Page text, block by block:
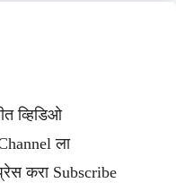
व्हिडिओ
ला
करा Subscribe